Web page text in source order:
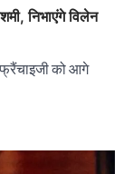
निभाएंगे विलेन
को आगे